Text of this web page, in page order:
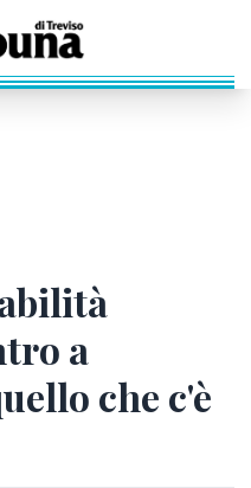
a
che c'è